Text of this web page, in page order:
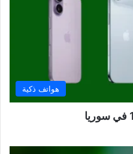
هواتف ذكية